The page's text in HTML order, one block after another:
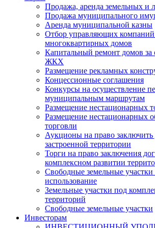
Продажа, аренда земельных и
Продажа муниципального
Аренда муниципальной казны
Отбор управляющих компаний
многоквартирных домов
Капитальный ремонт домов за
ЖКХ
Размещение рекламных
Концессионные соглашения
Конкурсы на осуществление
муниципальным маршрутам
Размещение нестационарных
Размещение нестационарных
торговли
Аукционы на право заключить
застроенной территории
Торги на право заключения
комплексном развитии
Свободные земельные участки
использование
Земельные участки под
территорий
Свободные земельные участки
Инвесторам